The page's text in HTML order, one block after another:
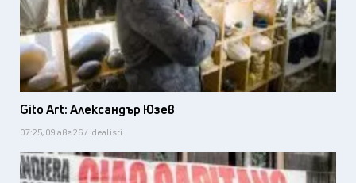
Gito Art: Александър Юзев
07:25, 09 авг 26 / Idealisti